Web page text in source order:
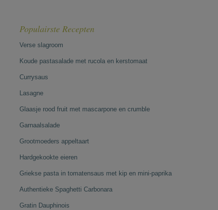
Populairste Recepten
Verse slagroom
Koude pastasalade met rucola en kerstomaat
Currysaus
Lasagne
Glaasje rood fruit met mascarpone en crumble
Garnaalsalade
Grootmoeders appeltaart
Hardgekookte eieren
Griekse pasta in tomatensaus met kip en mini-paprika
Authentieke Spaghetti Carbonara
Gratin Dauphinois